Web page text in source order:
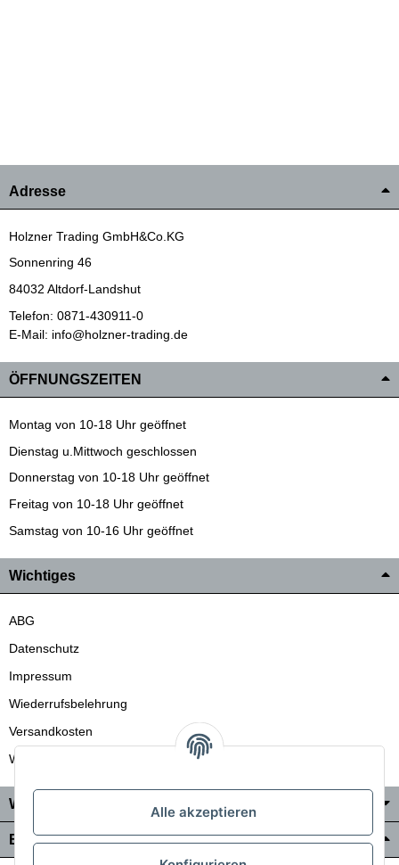
Adresse
Holzner Trading GmbH&Co.KG
Sonnenring 46
84032 Altdorf-Landshut
Telefon: 0871-430911-0
E-Mail: info@holzner-trading.de
ÖFFNUNGSZEITEN
Montag von 10-18 Uhr geöffnet
Dienstag u.Mittwoch geschlossen
Donnerstag von 10-18 Uhr geöffnet
Freitag von 10-18 Uhr geöffnet
Samstag von 10-16 Uhr geöffnet
Wichtiges
ABG
Datenschutz
Impressum
Wiederrufsbelehrung
Versandkosten
Wir liefern auch in die Schweiz
Wo Sie uns finden
Bezahlung & Versand
Alle akzeptieren